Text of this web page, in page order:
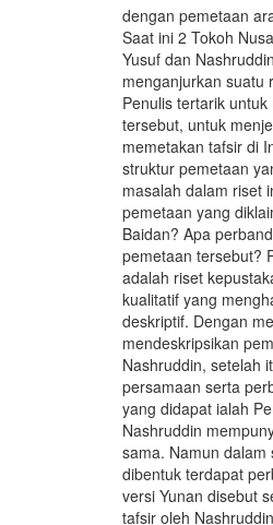
dengan pemetaan
Saat ini 2 Tokoh
Yusuf dan
menganjurkan suatu
Penulis tertarik
tersebut, untuk
memetakan tafsir di
struktur pemetaan
masalah dalam riset
pemetaan yang
Baidan? Apa
pemetaan tersebut?
adalah riset
kualitatif yang
deskriptif. Dengan
mendeskripsikan
Nashruddin, setelah
persamaan serta
yang didapat ialah
Nashruddin
sama. Namun
dibentuk terdapat
versi Yunan disebut
tafsir oleh